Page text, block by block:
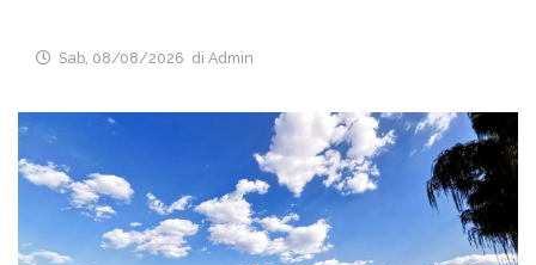
Sab, 08/08/2026 di Admin